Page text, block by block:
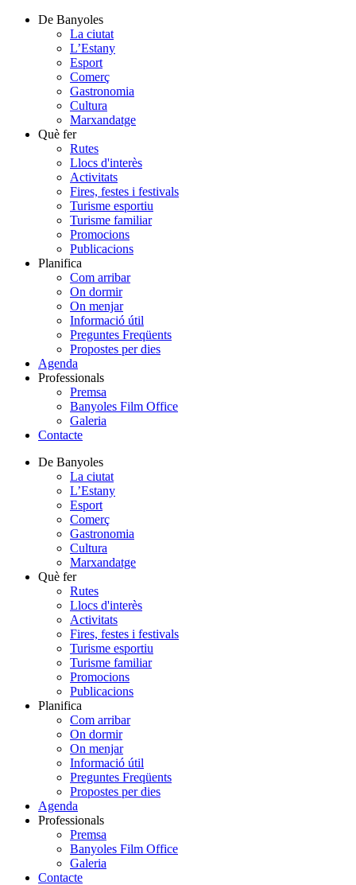
De Banyoles
La ciutat
L’Estany
Esport
Comerç
Gastronomia
Cultura
Marxandatge
Què fer
Rutes
Llocs d'interès
Activitats
Fires, festes i festivals
Turisme esportiu
Turisme familiar
Promocions
Publicacions
Planifica
Com arribar
On dormir
On menjar
Informació útil
Preguntes Freqüents
Propostes per dies
Agenda
Professionals
Premsa
Banyoles Film Office
Galeria
Contacte
De Banyoles
La ciutat
L’Estany
Esport
Comerç
Gastronomia
Cultura
Marxandatge
Què fer
Rutes
Llocs d'interès
Activitats
Fires, festes i festivals
Turisme esportiu
Turisme familiar
Promocions
Publicacions
Planifica
Com arribar
On dormir
On menjar
Informació útil
Preguntes Freqüents
Propostes per dies
Agenda
Professionals
Premsa
Banyoles Film Office
Galeria
Contacte